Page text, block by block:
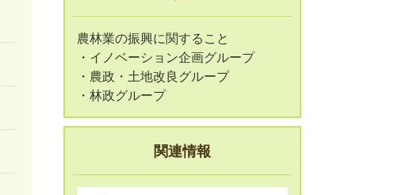
農林業の振興に関すること
・イノベーション企画グループ
・農政・土地改良グループ
・林政グループ
関連情報